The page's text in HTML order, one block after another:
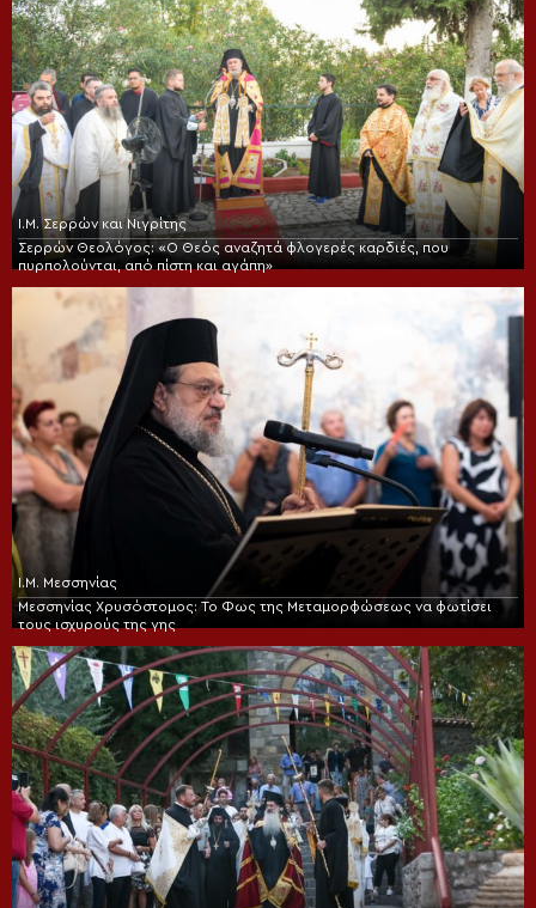
Ι.Μ. Σερρών και Νιγρίτης
Σερρών Θεολόγος: «Ο Θεός αναζητά φλογερές καρδιές, που
πυρπολούνται, από πίστη και αγάπη»
Ι.Μ. Μεσσηνίας
Μεσσηνίας Χρυσόστομος: Το Φως της Μεταμορφώσεως να φωτίσει
τους ισχυρούς της γης